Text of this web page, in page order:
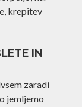
v krvni
kar
IN